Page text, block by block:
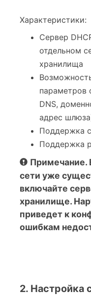
Характеристики:
Сервер
отдельном
хранилища
параметров
DNS,
адрес
Поддержка
Поддержка
Примечание.
сети уже
включайте
хранилище.
приведет к
ошибкам
2. Настройка